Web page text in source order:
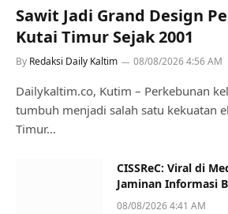
Sawit Jadi Grand Design
Kutai Timur Sejak 2001
By Redaksi Daily Kaltim 08/08/2026 4:56 AM
Dailykaltim.co, Kutim – Perkebunan
tumbuh menjadi salah satu kekuatan
Timur…
CISSReC: Viral di
Jaminan Informasi
08/08/2026 4:41 AM